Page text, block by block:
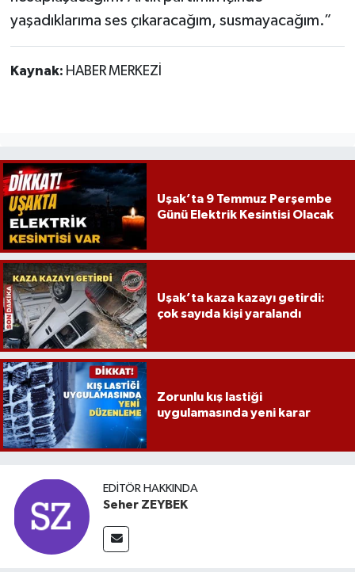
yaşadıklarıma ses çıkaracağım, susmayacağım.”
Kaynak: HABER MERKEZİ
Uşak’ta 9 Temmuz Perşembe
Günü Elektrik Kesintisi Olacak
Uşak’ta kaza kazayı getirdi:
çok sayıda kişi yaralandı
Zorunlu kış lastiği
uygulamasında yeni karar
EDITÖR HAKKINDA
Seher ZEYBEK